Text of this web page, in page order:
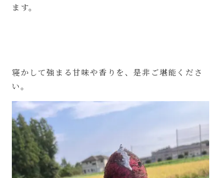
ます。
寝かして強まる甘味や香りを、是非ご堪能くださ
い。